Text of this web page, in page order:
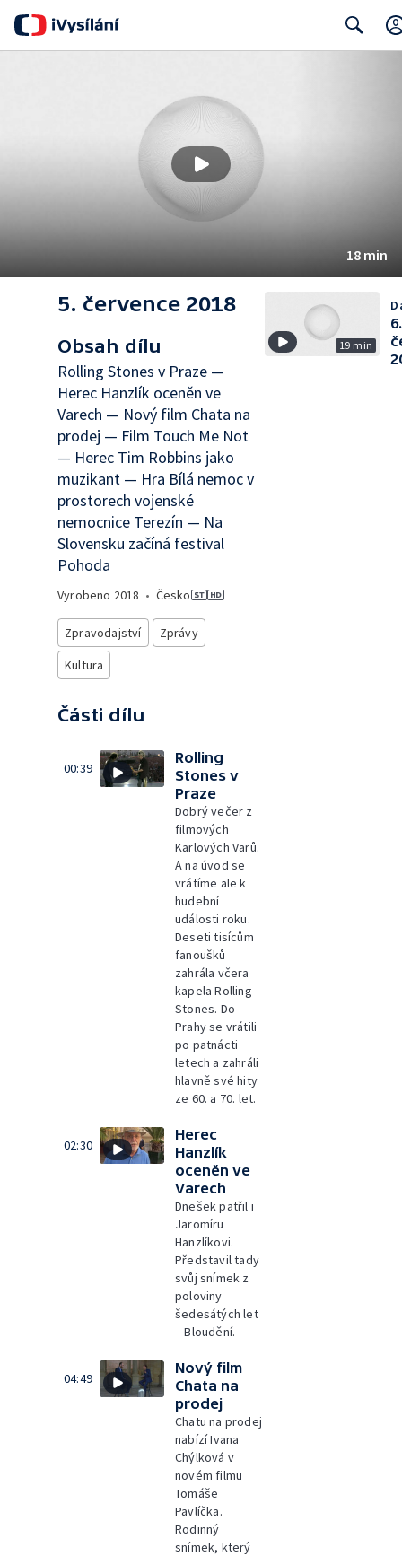
18 min
5. července 2018
Obsah dílu
Rolling Stones v Praze —
Herec Hanzlík oceněn ve
Varech — Nový film Chata na
prodej — Film Touch Me Not
— Herec Tim Robbins jako
muzikant — Hra Bílá nemoc v
prostorech vojenské
nemocnice Terezín — Na
Slovensku začíná festival
Pohoda
Vyrobeno 2018 • Česko
Zpravodajství
Zprávy
Kultura
Části dílu
00:39
Rolling
Stones v
Praze
Dobrý večer z
filmových
Karlových Varů.
A na úvod se
vrátíme ale k
hudební
události roku.
Deseti tisícům
fanoušků
zahrála včera
kapela Rolling
Stones. Do
Prahy se vrátili
po patnácti
letech a zahráli
hlavně své hity
ze 60. a 70. let.
02:30
Herec
Hanzlík
oceněn ve
Varech
Dnešek patřil i
Jaromíru
Hanzlíkovi.
Představil tady
svůj snímek z
poloviny
šedesátých let
– Bloudění.
04:49
Nový film
Chata na
prodej
Chatu na prodej
nabízí Ivana
Chýlková v
novém filmu
Tomáše
Pavlíčka.
Rodinný
snímek, který
19 min
6.